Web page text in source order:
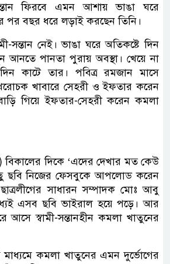
ফিরবে এমন আশায় ভাঙা ঘরে
পর বছর ধরে লড়াই করছেন তিনি।
সন্তান নেই। ভাঙা ঘরে অতিকষ্টে দিন
আনতে পানতা পুরায় অবস্থা। খেয়ে না
কাটে তার। পবিত্র রমজান মাসে
খাবারে সেহরী ও ইফতার করেন
গিয়ে ইফতার-সেহরী করেন কমলা
বিকালের দিকে ‘এদের দেখার মত কেউ
ছবি নিজের ফেসবুকে আপলোড করেন
ছাত্রলীগের সাধারন সম্পাদক মোঃ আবু
এসব ছবি ভাইরাল হয়ে পড়ে। আর
স্বামী-সন্তানহীন কমলা খাতুনের
কমলা খাতুনের এমন দুর্ভোগের